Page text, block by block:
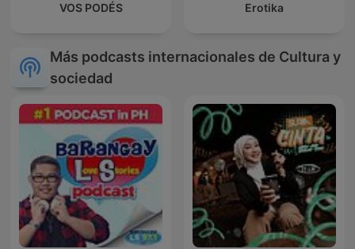
VOS PODÉS Erotika
Más podcasts internacionales de Cultura y
sociedad